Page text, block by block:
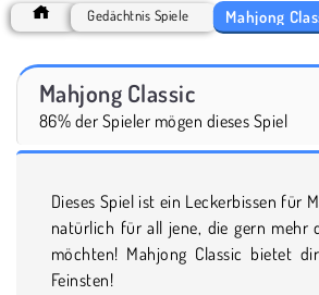
Gedächtnis Spiele Mahjong
Mahjong Classic
86% der Spieler mögen dieses Spiel
Dieses Spiel ist ein Leckerbissen für
natürlich für all jene, die gern mehr
möchten! Mahjong Classic bietet dir Spielspaß vom
Feinsten!